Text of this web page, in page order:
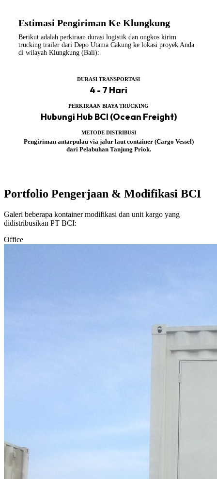
Estimasi Pengiriman Ke Klungkung
Berikut adalah perkiraan durasi logistik dan ongkos kirim
trucking trailer dari Depo Utama Cakung ke lokasi proyek Anda
di wilayah Klungkung (Bali):
DURASI TRANSPORTASI
4 - 7 Hari
PERKIRAAN BIAYA TRUCKING
Hubungi Hub BCI (Ocean Freight)
METODE DISTRIBUSI
Pengiriman antarpulau via jalur laut container (Cargo Vessel)
dari Pelabuhan Tanjung Priok.
Portfolio Pengerjaan & Modifikasi BCI
Galeri beberapa kontainer modifikasi dan unit kargo yang
didistribusikan PT BCI:
Office